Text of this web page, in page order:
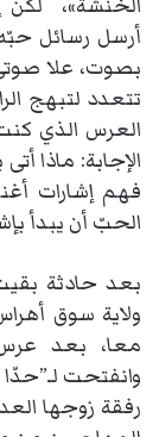
أرسل رسائل
بصوت، علا
تتعدد لتبهج
العرس الذي
الإجابة: ماذا
فهم إشارات
الحبّ أن يبدأ
بعد حادثة
ولاية سوق
معا، بعد
وانفتحت
رفقة زوجها